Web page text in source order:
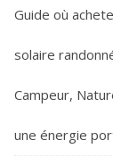
Guide où
solaire
Campeur,
une énergie